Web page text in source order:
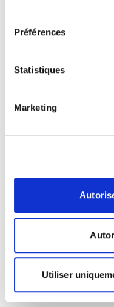
Préférences
Statistiques
Marketing
Utiliser